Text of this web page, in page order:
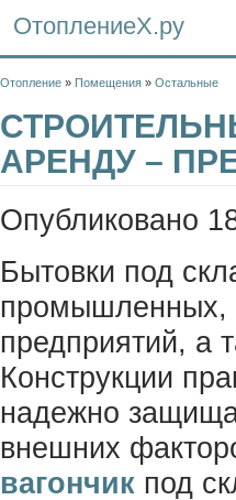
ОтоплениеХ.ру
Отопление » Помещения » Остальные
АРЕНДУ –
Опубликовано
Бытовки под
промышленных,
предприятий, а
Конструкции
надежно
внешних
вагончик под